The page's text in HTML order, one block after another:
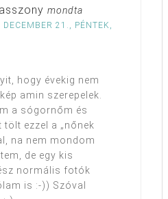
mondta
21., PÉNTEK,
hogy évekig nem
amin szerepelek.
a sógornőm és
tölt ezzel a „nőnek
na nem mondom
de egy kis
normális fotók
is :-)) Szóval